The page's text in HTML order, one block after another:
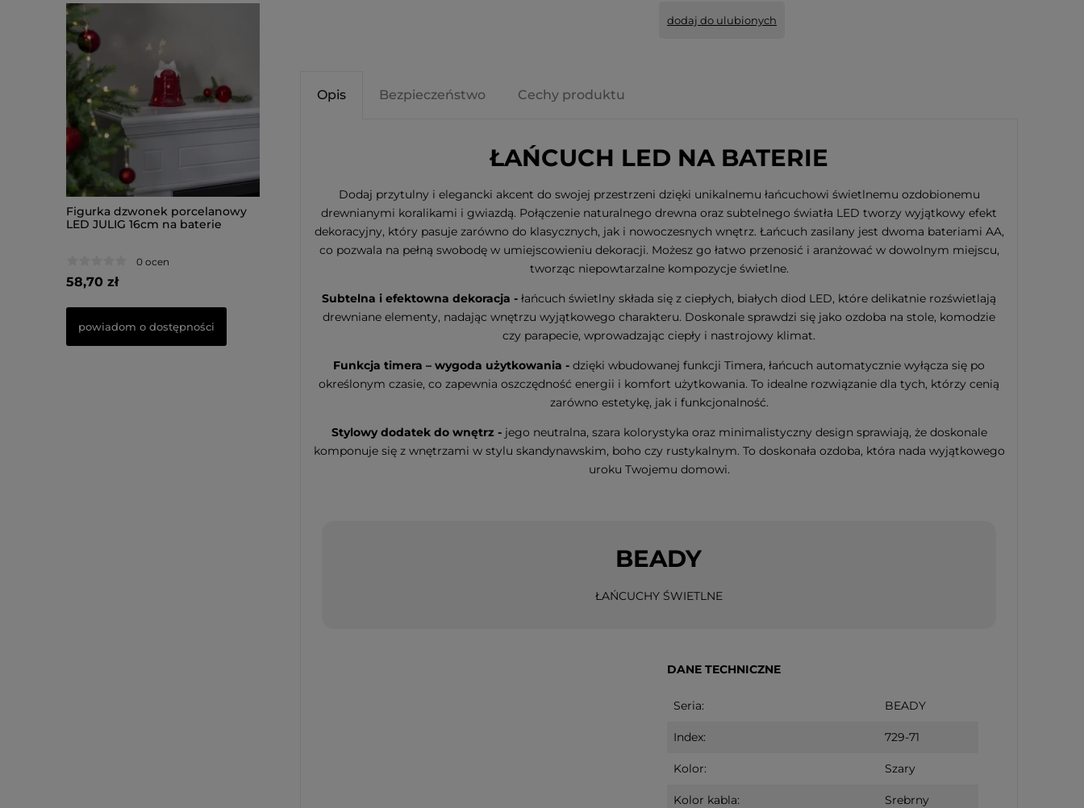
Figurka dzwonek porcelanowy
LED JULIG 16cm na baterie
0 ocen
58,70 zł
powiadom o dostępności
Figurka Piesek Led DOGGE
33,50cm na baterie
Dekoracja świąteczna szklany
Bałwanek Led OLLE 31cm na
baterie
do koszyka
Dekoracja świąteczna szklana
choinka Led CANDY TREE 16cm
na baterie
dodaj do ulubionych
Opis Bezpieczeństwo Cechy produktu
ŁAŃCUCH LED NA BATERIE
Dodaj przytulny i elegancki akcent do swojej przestrzeni dzięki unikalnemu łańcuchowi świetlnemu ozdobionemu
drewnianymi koralikami i gwiazdą. Połączenie naturalnego drewna oraz subtelnego światła LED tworzy wyjątkowy efekt
dekoracyjny, który pasuje zarówno do klasycznych, jak i nowoczesnych wnętrz. Łańcuch zasilany jest dwoma bateriami AA,
co pozwala na pełną swobodę w umiejscowieniu dekoracji. Możesz go łatwo przenosić i aranżować w dowolnym miejscu,
tworząc niepowtarzalne kompozycje świetlne.
Subtelna i efektowna dekoracja - łańcuch świetlny składa się z ciepłych, białych diod LED, które delikatnie rozświetlają
drewniane elementy, nadając wnętrzu wyjątkowego charakteru. Doskonale sprawdzi się jako ozdoba na stole, komodzie
czy parapecie, wprowadzając ciepły i nastrojowy klimat.
Funkcja timera – wygoda użytkowania - dzięki wbudowanej funkcji Timera, łańcuch automatycznie wyłącza się po
określonym czasie, co zapewnia oszczędność energii i komfort użytkowania. To idealne rozwiązanie dla tych, którzy cenią
zarówno estetykę, jak i funkcjonalność.
Stylowy dodatek do wnętrz - jego neutralna, szara kolorystyka oraz minimalistyczny design sprawiają, że doskonale
komponuje się z wnętrzami w stylu skandynawskim, boho czy rustykalnym. To doskonała ozdoba, która nada wyjątkowego
uroku Twojemu domowi.
BEADY
ŁAŃCUCHY ŚWIETLNE
DANE TECHNICZNE
Seria: BEADY
Index: 729-71
Kolor: Szary
Kolor kabla: Srebrny